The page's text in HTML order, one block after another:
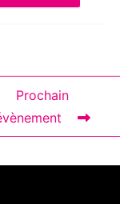
Prochain